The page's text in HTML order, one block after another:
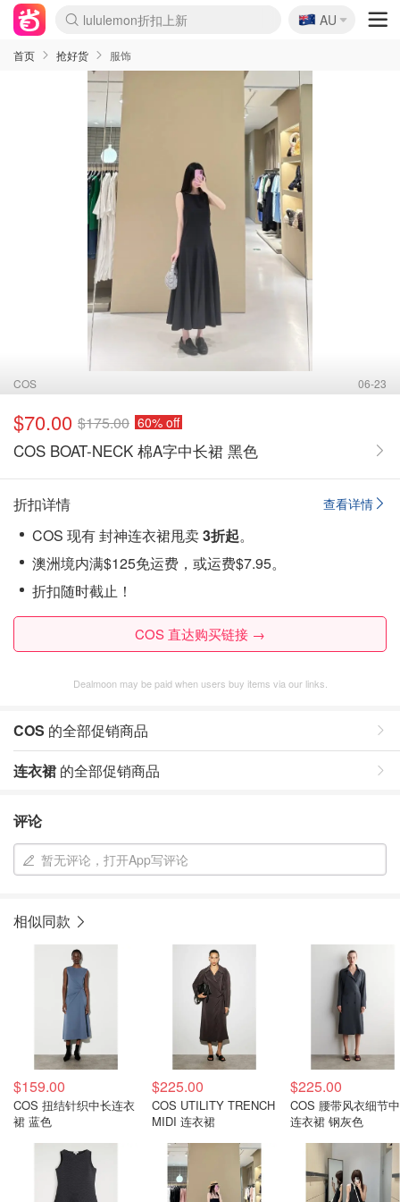
lululemon折扣上新
Sasa美妆护肤3.5折
SSENSE年中3折
FreshBeauty好价汇总
Cettire降价+叠9折
WWS Coles超市实拍
viagogo二手票捡漏
Myer超级周末1折
The Outnet奢牌1折起
David Jones 3折起
Flannels大牌1折
Perfumes Club护肤1折
AMIRO返校季6.2折
Amazon折扣汇总
eToro入金$200送$50
Amazon数码好物
ICONIC本周7.5折
ThedoubleF高奢地板价
Moose Knuckles 6折
丝芙兰5折起
EUFY官网3.7折起
Selenichast首饰2折
Trip机票酒店促销
YSL送5件彩妆礼
Amazon家居好物
Amazon美妆护肤
雅漾大喷$8
过敏原检测盒$33
伊索独家赠50ml沐浴露
科颜氏清仓3折
SEALIFE海洋馆门票6折
丝塔芙大白罐$16
订阅Newsletter送香薰
Cult Beauty 6.8折
Harrods圣诞日历2.3折
LN-CC奢牌私促3折
d'Alba空姐喷雾$16
EVE LOM套装逆天2折
Bernardelli独家4折
Adore Beauty 6折起
CT圣诞日历
Mytheresa奢品2.7折
Luxury Escapes 9折
Currentbody美容仪9折
MOON Garden Live
Roborock扫地机3.7折
Tingo Life水杯$24
Valentino官网5折
CR洗发护发6.3折
修丽可套装7.4折
Myer彩妆2件7折
GANNI官网4.5折
Stylevana韩妆4折
Tessabit高奢8.5折
OGX洗护4折
Amazon阿德莱德次日达
卡诗8.5折+赠礼
Philips Hue灯具8折
🇦🇺
AU
首页 抢好货 服饰
COS 06-23
$70.00 $175.00 60% off
COS BOAT-NECK 棉A字中长裙 黑色
查看详情
折扣详情
COS 现有 封神连衣裙甩卖3折起。
澳洲境内满$125免运费，或运费$7.95。
折扣随时截止！
COS 直达购买链接 →
Dealmoon may be paid when users buy items via our links.
COS 的全部促销商品
连衣裙 的全部促销商品
评论
暂无评论，打开App写评论
相似同款
$159.00
COS 扭结针织中长连衣
裙 蓝色
$225.00
COS UTILITY TRENCH
MIDI 连衣裙
$225.00
COS 腰带风衣细节
连衣裙 钢灰色